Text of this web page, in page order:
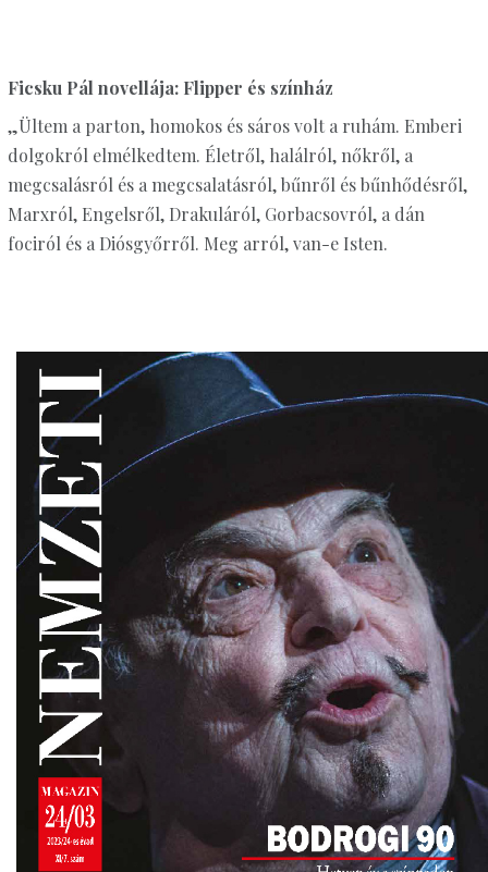
Ficsku Pál novellája: Flipper és színház
„Ültem a parton, homokos és sáros volt a ruhám. Emberi
dolgokról elmélkedtem. Életről, halálról, nőkről, a
megcsalásról és a megcsalatásról, bűnről és bűnhődésről,
Marxról, Engelsről, Drakuláról, Gorbacsovról, a dán
fociról és a Diósgyőrről. Meg arról, van-e Isten.